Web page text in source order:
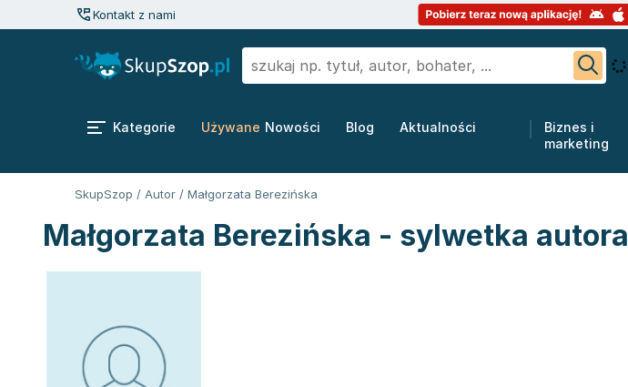
Kontakt z nami
Kategorie Używane Nowości Blog Aktualności
Biznes i
marketing
SkupSzop / Autor / Małgorzata Berezińska
Małgorzata Berezińska - sylwetka autora